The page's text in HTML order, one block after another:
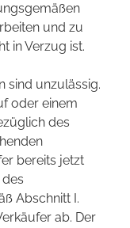
und zu
in Verzug ist.
sind unzulässig.
oder einem
des
bereits jetzt
Abschnitt I.
ab. Der